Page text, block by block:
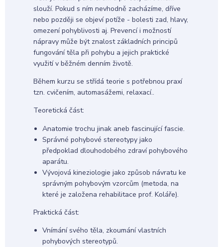
slouží. Pokud s ním nevhodně zacházíme, dříve
nebo později se objeví potíže - bolesti zad, hlavy,
omezení pohyblivosti aj. Prevencí i možností
nápravy může být znalost základních principů
fungování těla při pohybu a jejich praktické
využití v běžném denním životě.
Během kurzu se střídá teorie s potřebnou praxí
tzn. cvičením, automasážemi, relaxací..
Teoretická část:
Anatomie trochu jinak aneb fascinující fascie.
Správné pohybové stereotypy jako
předpoklad dlouhodobého zdraví pohybového
aparátu.
Vývojová kineziologie jako způsob návratu ke
správným pohybovým vzorcům (metoda, na
které je založena rehabilitace prof. Koláře).
Praktická část:
Vnímání svého těla, zkoumání vlastních
pohybových stereotypů.